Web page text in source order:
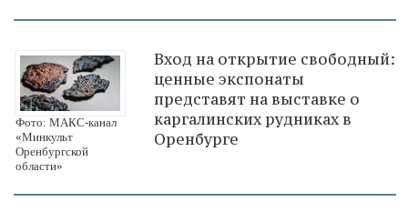
Фото: МАКС-канал
«Минкульт
Оренбургской
области»
Вход на открытие свободный:
ценные экспонаты
представят на выставке о
каргалинских рудниках в
Оренбурге